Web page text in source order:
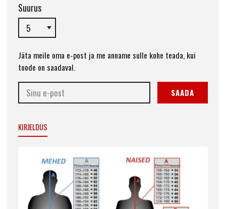
Suurus
Jäta meile oma e-post ja me anname sulle kohe teada, kui
toode on saadaval.
SAADA
KIRJELDUS